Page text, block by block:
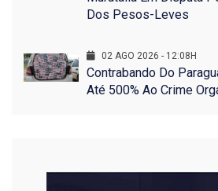
Dos Pesos-Leves
02 AGO 2026 - 12:08H
Contrabando Do
Até 500% Ao Crime